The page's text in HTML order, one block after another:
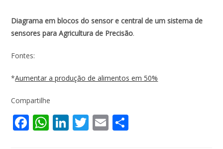
Diagrama em blocos do sensor e central de um sistema de
sensores para Agricultura de Precisão.
Fontes:
*Aumentar a produção de alimentos em 50%
Compartilhe
F W Li T E